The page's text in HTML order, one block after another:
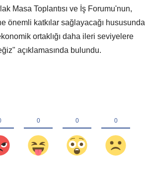
Masa Toplantısı ve İş Forumu'nun,
önemli katkılar sağlayacağı hususunda
ortaklığı daha ileri seviyelere
açıklamasında bulundu.